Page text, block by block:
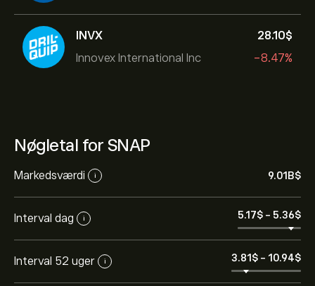
INVX
Innovex International Inc
28.10‎$‎
-8.47%
Nøgletal for SNAP
Markedsværdi i 9.01B‎$‎
Interval dag i 5.17‎$‎ - 5.36‎$‎
Interval 52 uger i 3.81‎$‎ - 10.94‎$‎